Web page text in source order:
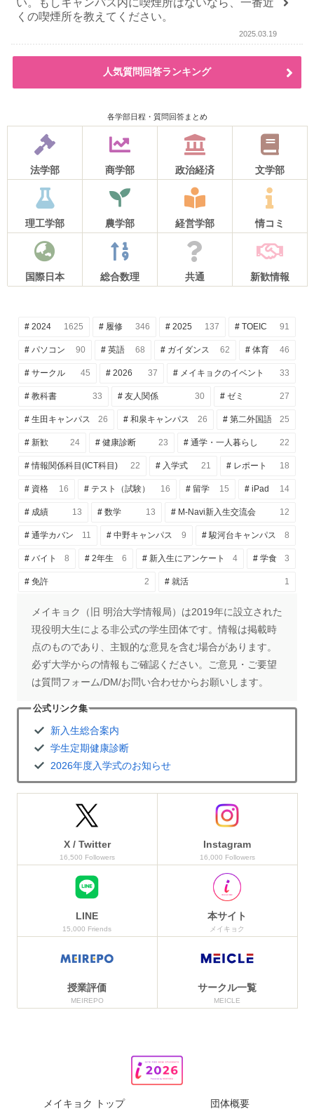
い。もしキャンパス内に喫煙所はないなら、一番近
くの喫煙所を教えてください。
2025.03.19
人気質問回答ランキング
各学部日程・質問回答まとめ
法学部 商学部 政治経済 文学部
理工学部 農学部 経営学部 情コミ
国際日本 総合数理 共通 新歓情報
2024 1625 履修 346 2025 137 TOEIC 91
パソコン 90 英語 68 ガイダンス 62 体育 46
サークル 45 2026 37 メイキョクのイベント 33
教科書 33 友人関係 30 ゼミ 27
生田キャンパス 26 和泉キャンパス 26 第二外国語 25
新歓 24 健康診断 23 通学・一人暮らし 22
情報関係科目(ICT科目) 22 入学式 21 レポート 18
資格 16 テスト（試験） 16 留学 15 iPad 14
成績 13 数学 13 M-Navi新入生交流会 12
通学カバン 11 中野キャンパス 9 駿河台キャンパス 8
バイト 8 2年生 6 新入生にアンケート 4 学食 3
免許 2 就活 1
メイキョク（旧 明治大学情報局）は2019年に設立された
現役明大生による非公式の学生団体です。情報は掲載時
点のものであり、主観的な意見を含む場合があります。
必ず大学からの情報もご確認ください。ご意見・ご要望
は質問フォーム/DM/お問い合わせからお願いします。
公式リンク集
新入生総合案内
学生定期健康診断
2026年度入学式のお知らせ
X / Twitter
16,500 Followers
Instagram
16,000 Followers
LINE
15,000 Friends
本サイト
メイキョク
授業評価
MEIREPO
サークル一覧
MEICLE
メイキョク トップ 団体概要